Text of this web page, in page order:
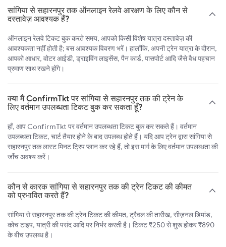
सांगिया से सहारनपुर तक ऑनलाइन रेलवे आरक्षण के लिए कौन से
दस्तावेज़ आवश्यक हैं?
ऑनलाइन रेलवे टिकट बुक करते समय, आपको किसी विशेष यात्रा दस्तावेज़ की
आवश्यकता नहीं होती है; बस आवश्यक विवरण भरें। हालाँकि, अपनी ट्रेन यात्रा के दौरान,
आपको आधार, वोटर आईडी, ड्राइविंग लाइसेंस, पैन कार्ड, पासपोर्ट आदि जैसे वैध पहचान
प्रमाण साथ रखने होंगे।
क्या मैं ConfirmTkt पर सांगिया से सहारनपुर तक की ट्रेन के
लिए वर्तमान उपलब्धता टिकट बुक कर सकता हूँ?
हाँ, आप ConfirmTkt पर वर्तमान उपलब्धता टिकट बुक कर सकते हैं। वर्तमान
उपलब्धता टिकट, चार्ट तैयार होने के बाद उपलब्ध होते हैं। यदि आप ट्रेन द्वारा सांगिया से
सहारनपुर तक लास्ट मिनट ट्रिप प्लान कर रहे हैं, तो इस मार्ग के लिए वर्तमान उपलब्धता की
जाँच अवश्य करें।
कौन से कारक सांगिया से सहारनपुर तक की ट्रेन टिकट की कीमत
को प्रभावित करते हैं?
सांगिया से सहारनपुर तक की ट्रेन टिकट की कीमत, ट्रैवल की तारीख, सीज़नल डिमांड,
कोच टाइप, यात्री की पसंद आदि पर निर्भर करती है। टिकट ₹250 से शुरू होकर ₹890
के बीच उपलब्ध है।